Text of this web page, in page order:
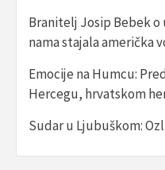
Branitelj Josip Bebek o
nama stajala američka
Emocije na Humcu:
Hercegu, hrvatskom
Sudar u Ljubuškom: